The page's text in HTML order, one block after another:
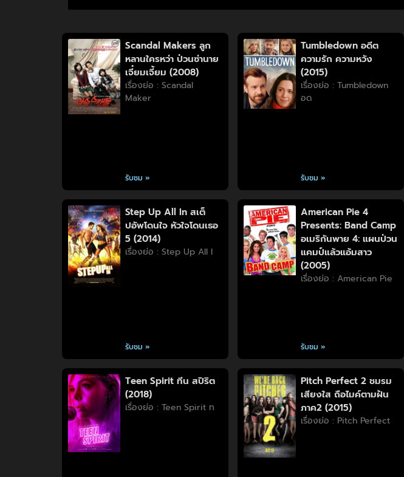
Scandal Makers ลูก
หลานใครหว่า ป่วนซ่านาย
เจี๋ยมเจี้ยม (2008)
เรื่องย่อ : Scandal
Maker
รับชม »
Tumbledown อดีต
ความรัก ความหวัง
(2015)
เรื่องย่อ : Tumbledown
อด
รับชม »
Step Up All In สเต็
ปอัพโดนใจ หัวใจโดนเธอ
5 (2014)
เรื่องย่อ : Step Up All I
รับชม »
American Pie 4
Presents: Band Camp
อเมริกันพาย 4: แผนป่วน
แคมป์แล้วแอ้มสาว
(2005)
เรื่องย่อ : American Pie
รับชม »
Teen Spirit ทีน สปิริต
(2018)
เรื่องย่อ : Teen Spirit ท
Pitch Perfect 2 ชมรม
เสียงใส ถือไมค์ตามฝัน
ภาค2 (2015)
เรื่องย่อ : Pitch Perfect